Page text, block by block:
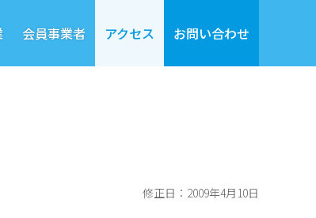
会員事業者 アクセス お問い合わせ
修正日：2009年4月10日